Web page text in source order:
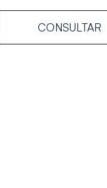
CONSULTAR